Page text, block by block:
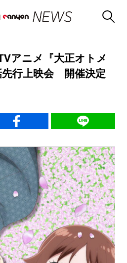
アニメ『大正オトメ
先行上映会 開催決定